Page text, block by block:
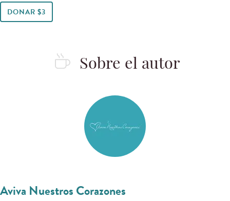
DONAR $3
Sobre el autor
Aviva Nuestros Corazones